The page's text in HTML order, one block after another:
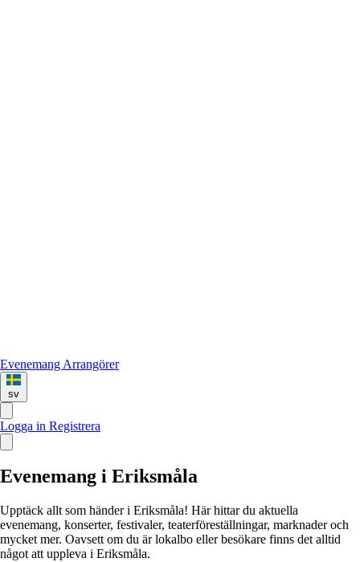
Evenemang Arrangörer
sv
Logga in Registrera
Evenemang i Eriksmåla
Upptäck allt som händer i Eriksmåla! Här hittar du aktuella
evenemang, konserter, festivaler, teaterföreställningar, marknader och
mycket mer. Oavsett om du är lokalbo eller besökare finns det alltid
något att uppleva i Eriksmåla.